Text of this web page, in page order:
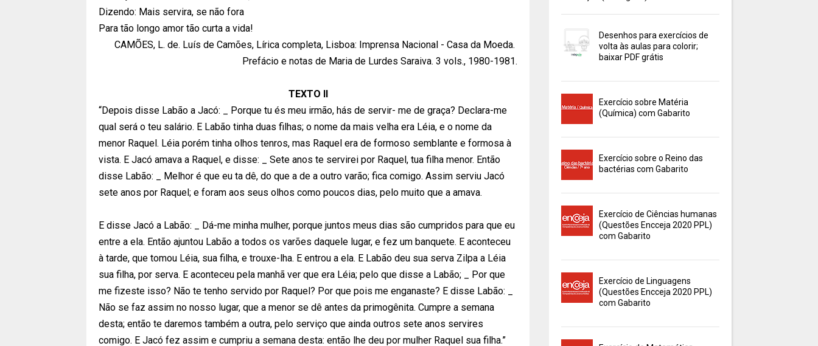
Dizendo: Mais servira, se não fora
Para tão longo amor tão curta a vida!
CAMÕES, L. de. Luís de Camões, Lírica completa, Lisboa: Imprensa Nacional - Casa da Moeda.
Prefácio e notas de Maria de Lurdes Saraiva. 3 vols., 1980-1981.
TEXTO II
“Depois disse Labão a Jacó: _ Porque tu és meu irmão, hás de servir- me de graça? Declara-me
qual será o teu salário. E Labão tinha duas filhas; o nome da mais velha era Léia, e o nome da
menor Raquel. Léia porém tinha olhos tenros, mas Raquel era de formoso semblante e formosa à
vista. E Jacó amava a Raquel, e disse: _ Sete anos te servirei por Raquel, tua filha menor. Então
disse Labão: _ Melhor é que eu ta dê, do que a de a outro varão; fica comigo. Assim serviu Jacó
sete anos por Raquel; e foram aos seus olhos como poucos dias, pelo muito que a amava.
E disse Jacó a Labão: _ Dá-me minha mulher, porque juntos meus dias são cumpridos para que eu
entre a ela. Então ajuntou Labão a todos os varões daquele lugar, e fez um banquete. E aconteceu
à tarde, que tomou Léia, sua filha, e trouxe-lha. E entrou a ela. E Labão deu sua serva Zilpa a Léia
sua filha, por serva. E aconteceu pela manhã ver que era Léia; pelo que disse a Labão; _ Por que
me fizeste isso? Não te tenho servido por Raquel? Por que pois me enganaste? E disse Labão: _
Não se faz assim no nosso lugar, que a menor se dê antes da primogênita. Cumpre a semana
desta; então te daremos também a outra, pelo serviço que ainda outros sete anos servires
comigo. E Jacó fez assim e cumpriu a semana desta: então lhe deu por mulher Raquel sua filha.”
Desenhos para exercícios de
volta às aulas para colorir;
baixar PDF grátis
Exercício sobre Matéria
(Química) com Gabarito
Exercício sobre o Reino das
bactérias com Gabarito
Exercício de Ciências humanas
(Questões Encceja 2020 PPL)
com Gabarito
Exercício de Linguagens
(Questões Encceja 2020 PPL)
com Gabarito